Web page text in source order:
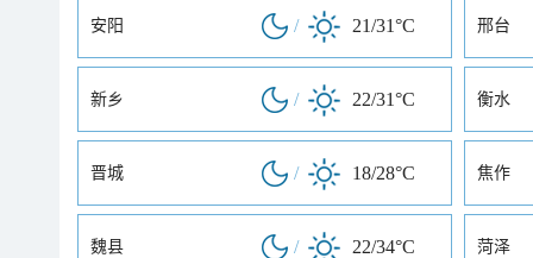
安阳 / 21/31°C 邢台
新乡 / 22/31°C 衡水
晋城 / 18/28°C 焦作
魏县 / 22/34°C 菏泽